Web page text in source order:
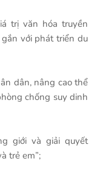
trị văn hóa truyền
với phát triển du
dân, nâng cao thể
chống suy dinh
giới và giải quyết
trẻ em”;